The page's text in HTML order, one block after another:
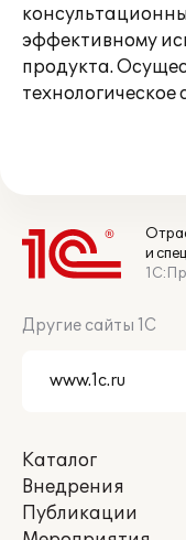
эффективному
продукта.
и
Другие сайты 1С
Каталог
Внедрения
Публикации